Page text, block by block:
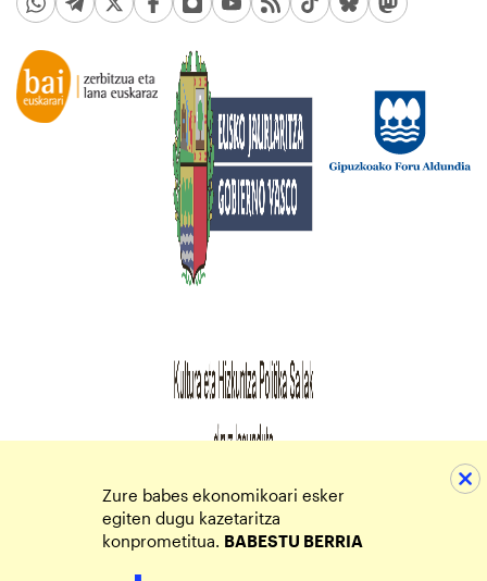
Zure babes ekonomikoari esker
egiten dugu kazetaritza
konprometitua. BABESTU BERRIA